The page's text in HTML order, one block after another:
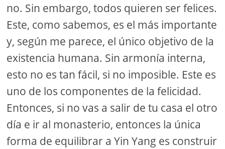
no. Sin embargo, todos quieren ser felices.
Este, como sabemos, es el más importante
y, según me parece, el único objetivo de la
existencia humana. Sin armonía interna,
esto no es tan fácil, si no imposible. Este es
uno de los componentes de la felicidad.
Entonces, si no vas a salir de tu casa el otro
día e ir al monasterio, entonces la única
forma de equilibrar a Yin Yang es construir